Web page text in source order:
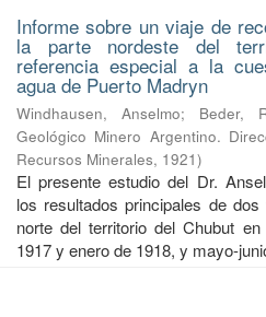
Informe sobre un viaje de
la parte nordeste del
referencia especial a la
agua de Puerto Madryn
Windhausen, Anselmo; Beder,
Geológico Minero Argentino.
Recursos Minerales, 1921)
El presente estudio del Dr.
los resultados principales de
norte del territorio del Chubut
1917 y enero de 1918, y mayo-